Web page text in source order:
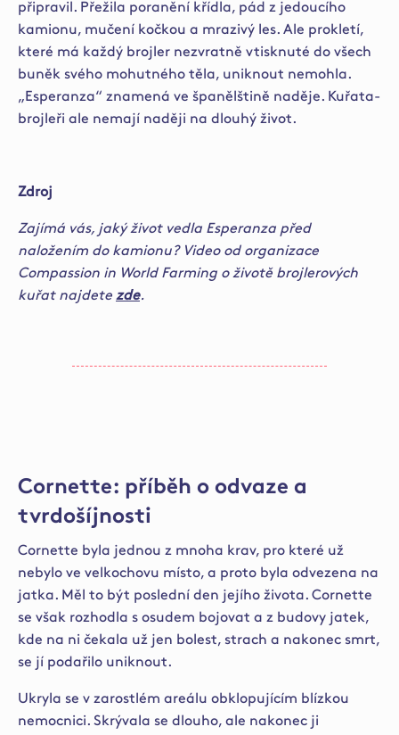
připravil. Přežila poranění křídla, pád z jedoucího
kamionu, mučení kočkou a mrazivý les. Ale prokletí,
které má každý brojler nezvratně vtisknuté do všech
buněk svého mohutného těla, uniknout nemohla.
„Esperanza“ znamená ve španělštině naděje. Kuřata-
brojleři ale nemají naději na dlouhý život.
Zdroj
Zajímá vás, jaký život vedla Esperanza před
naložením do kamionu? Video od organizace
Compassion in World Farming o životě brojlerových
kuřat najdete zde.
Cornette: příběh o odvaze a
tvrdošíjnosti
Cornette byla jednou z mnoha krav, pro které už
nebylo ve velkochovu místo, a proto byla odvezena na
jatka. Měl to být poslední den jejího života. Cornette
se však rozhodla s osudem bojovat a z budovy jatek,
kde na ni čekala už jen bolest, strach a nakonec smrt,
se jí podařilo uniknout.
Ukryla se v zarostlém areálu obklopujícím blízkou
nemocnici. Skrývala se dlouho, ale nakonec ji